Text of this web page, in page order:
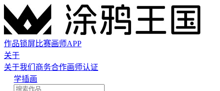
作品锁屏比赛画师APP
关于
关于我们 商务合作画师认证
学插画